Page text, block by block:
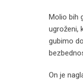
Molio bih
ugroženi,
gubimo
On je